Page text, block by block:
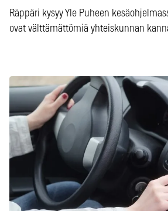
Räppäri kysyy Yle Puheen
ovat välttämättömiä yhteiskunnan